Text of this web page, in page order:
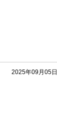
2025年09月05日